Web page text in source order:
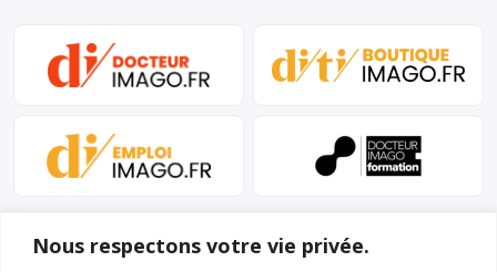
Nous respectons votre vie privée.